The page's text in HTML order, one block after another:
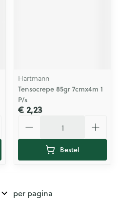
Hartmann
Tensocrepe 85gr 7cmx4m 1
P/s
€ 2,23
Bestel
per pagina